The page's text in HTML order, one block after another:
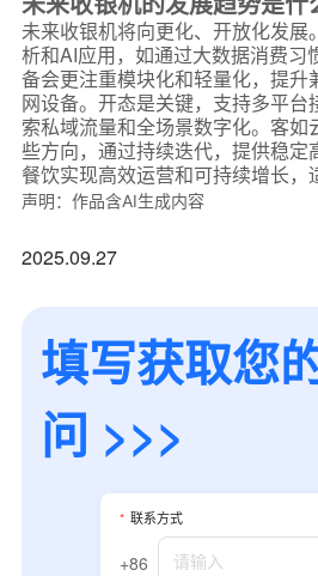
未来收银机将向更化、开放化发展
析和AI应用，如通过大数据消费习
备会更注重模块化和轻量化，提升
网设备。开态是关键，支持多平台
索私域流量和全场景数字化。客如
些方向，通过持续迭代，提供稳定
餐饮实现高效运营和可持续增长，
声明：作品含AI生成内容
2025.09.27
填写获取您
问 >>>
* 联系方式
+86
*联系方式
+86
*所属业态
附加留言
我是老客户，了解